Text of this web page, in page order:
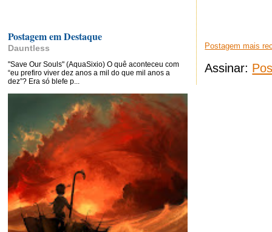
Postagem mais
Assinar:
Postagem em Destaque
Dauntless
"Save Our Souls" (AquaSixio) O quê aconteceu com
“eu prefiro viver dez anos a mil do que mil anos a
dez”? Era só blefe p...